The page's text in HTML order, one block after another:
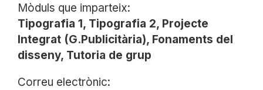
Mòduls que imparteix:
Tipografia 1, Tipografia 2, Projecte
Integrat (G.Publicitària), Fonaments del
disseny, Tutoria de grup
Correu electrònic: